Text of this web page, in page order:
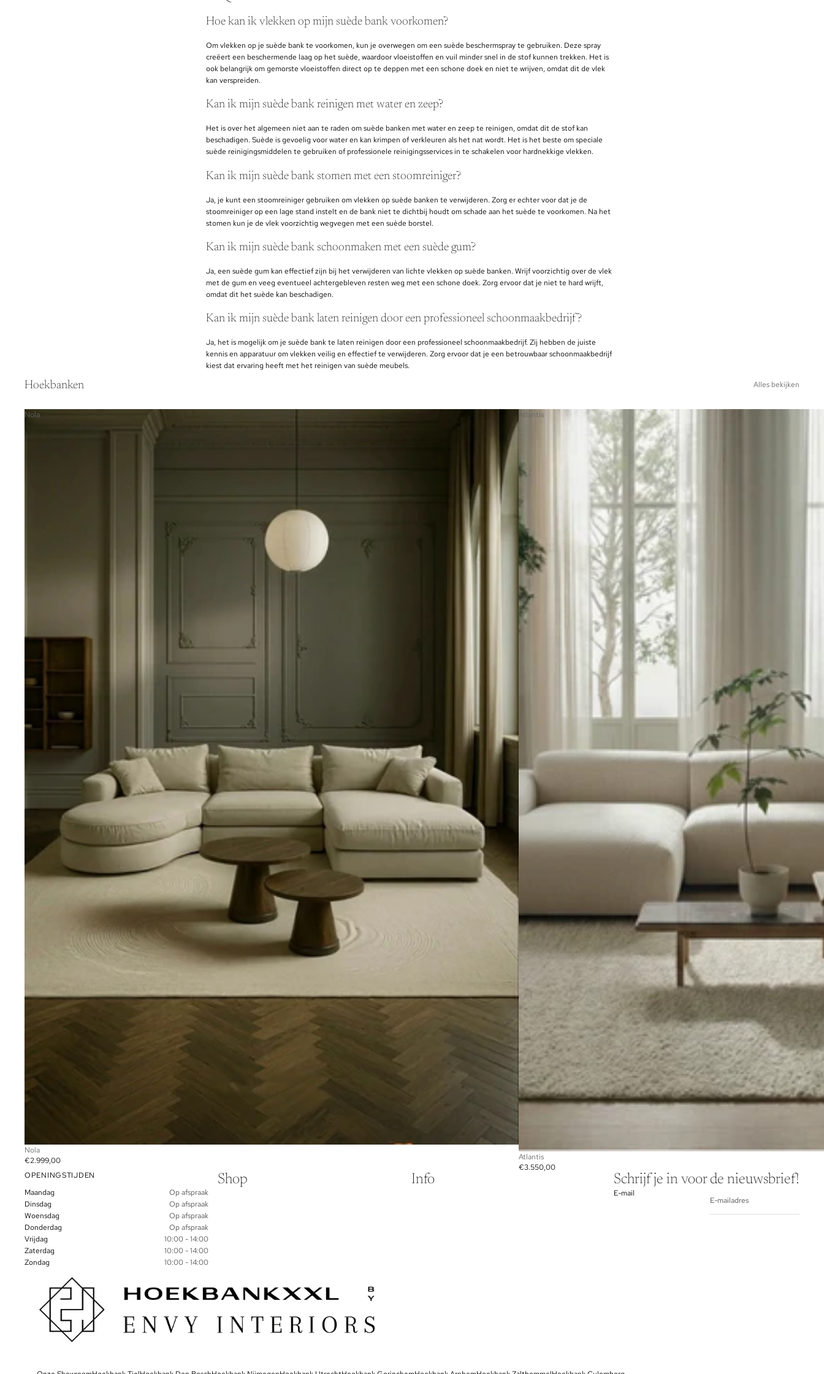
Hoe kan ik vlekken op mijn suède bank voorkomen?
Om vlekken op je suède bank te voorkomen, kun je overwegen om een suède beschermspray te gebruiken. Deze spray
creëert een beschermende laag op het suède, waardoor vloeistoffen en vuil minder snel in de stof kunnen trekken. Het is
ook belangrijk om gemorste vloeistoffen direct op te deppen met een schone doek en niet te wrijven, omdat dit de vlek
kan verspreiden.
Kan ik mijn suède bank reinigen met water en zeep?
Het is over het algemeen niet aan te raden om suède banken met water en zeep te reinigen, omdat dit de stof kan
beschadigen. Suède is gevoelig voor water en kan krimpen of verkleuren als het nat wordt. Het is het beste om speciale
suède reinigingsmiddelen te gebruiken of professionele reinigingsservices in te schakelen voor hardnekkige vlekken.
Kan ik mijn suède bank stomen met een stoomreiniger?
Ja, je kunt een stoomreiniger gebruiken om vlekken op suède banken te verwijderen. Zorg er echter voor dat je de
stoomreiniger op een lage stand instelt en de bank niet te dichtbij houdt om schade aan het suède te voorkomen. Na het
stomen kun je de vlek voorzichtig wegvegen met een suède borstel.
Kan ik mijn suède bank schoonmaken met een suède gum?
Ja, een suède gum kan effectief zijn bij het verwijderen van lichte vlekken op suède banken. Wrijf voorzichtig over de vlek
met de gum en veeg eventueel achtergebleven resten weg met een schone doek. Zorg ervoor dat je niet te hard wrijft,
omdat dit het suède kan beschadigen.
Kan ik mijn suède bank laten reinigen door een professioneel schoonmaakbedrijf?
Ja, het is mogelijk om je suède bank te laten reinigen door een professioneel schoonmaakbedrijf. Zij hebben de juiste
kennis en apparatuur om vlekken veilig en effectief te verwijderen. Zorg ervoor dat je een betrouwbaar schoonmaakbedrijf
kiest dat ervaring heeft met het reinigen van suède meubels.
Hoekbanken Alles bekijken
Nola
Nola
€2.999,00
Atlantis
Atlantis
€3.550,00
OPENINGSTIJDEN
Maandag
Op afspraak
Dinsdag
Op afspraak
Woensdag
Op afspraak
Donderdag
Op afspraak
Vrijdag
10:00 - 14:00
Zaterdag
10:00 - 14:00
Zondag
10:00 - 14:00
Shop Info Schrijf je in voor de nieuwsbrief!
E-mail
Privacybeleid